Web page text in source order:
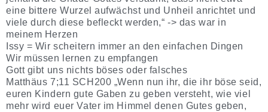
eine bittere Wurzel aufwächst und Unheil anrichtet und
viele durch diese befleckt werden,“ -> das war in
meinem Herzen
Issy = Wir scheitern immer an den einfachen Dingen
Wir müssen lernen zu empfangen
Gott gibt uns nichts böses oder falsches
Matthäus 7;11 SCH200 „Wenn nun ihr, die ihr böse seid,
euren Kindern gute Gaben zu geben versteht, wie viel
mehr wird euer Vater im Himmel denen Gutes geben,